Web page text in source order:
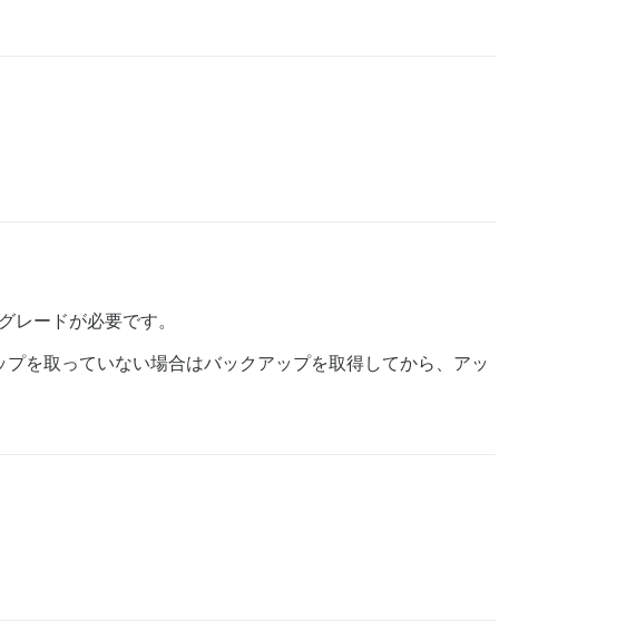
レードが必要です。
を取っていない場合はバックアップを取得してから、アッ